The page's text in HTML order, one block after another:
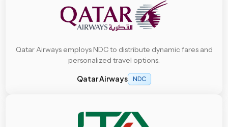
Qatar Airways employs NDC to distribute dynamic fares and
personalized travel options.
Qatar Airways NDC